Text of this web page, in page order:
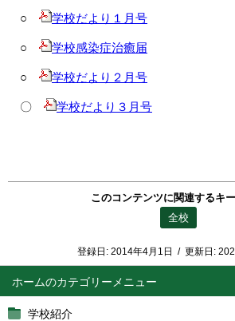
ホーム
学校紹介
○ 学校だより１月号
○ 学校感染症治癒届
○ 学校だより２月号
〇 学校だより３月号
このコンテンツに関連するキ
全校
登録日: 2014年4月1日 / 更新日: